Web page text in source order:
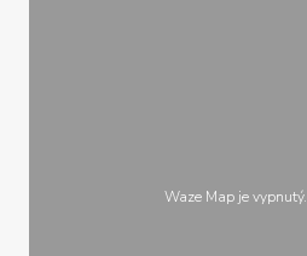
Waze Map je vypnutý.